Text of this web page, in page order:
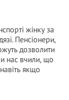
жінку за
Пенсіонери,
дозволити
нас вчили, що
якщо